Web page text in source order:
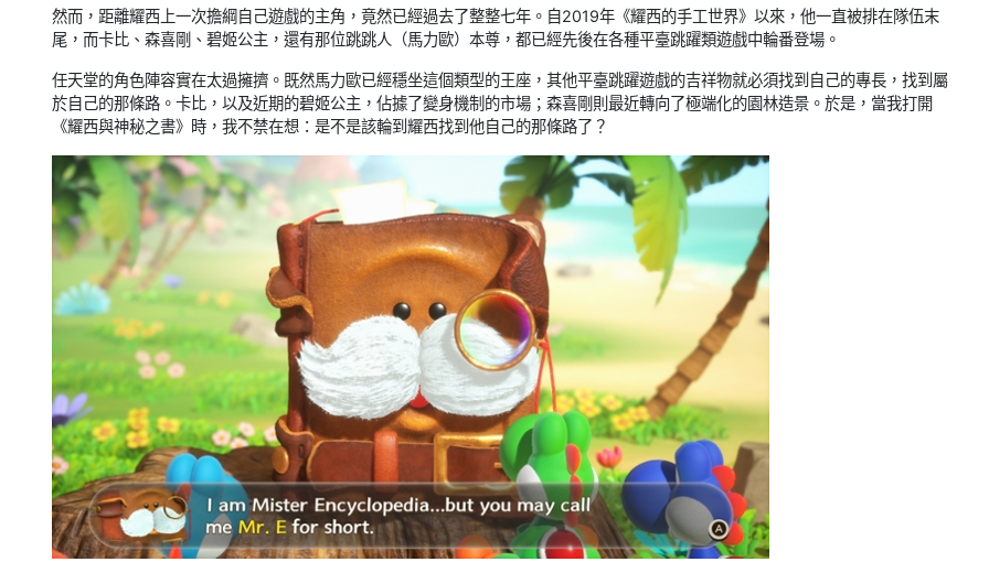
然而，距離耀西上一次擔綱自己遊戲的主角，竟然已經過去了整整七年。自2019年《耀西的手工世界》以來，他一直被排在隊伍末
尾，而卡比、森喜剛、碧姬公主，還有那位跳跳人（馬力歐）本尊，都已經先後在各種平臺跳躍類遊戲中輪番登場。
任天堂的角色陣容實在太過擁擠。既然馬力歐已經穩坐這個類型的王座，其他平臺跳躍遊戲的吉祥物就必須找到自己的專長，找到屬
於自己的那條路。卡比，以及近期的碧姬公主，佔據了變身機制的市場；森喜剛則最近轉向了極端化的園林造景。於是，當我打開
《耀西與神秘之書》時，我不禁在想：是不是該輪到耀西找到他自己的那條路了？